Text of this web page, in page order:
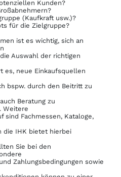
Kunden?
(Kaufkraft usw.)?
für die Zielgruppe?
ist es wichtig, sich an
Auswahl der richtigen
es, neue Einkaufsquellen
bspw. durch den Beitritt zu
Beratung zu
Weitere
sind Fachmessen, Kataloge,
die IHK bietet hierbei
Sie bei den
Zahlungsbedingungen sowie